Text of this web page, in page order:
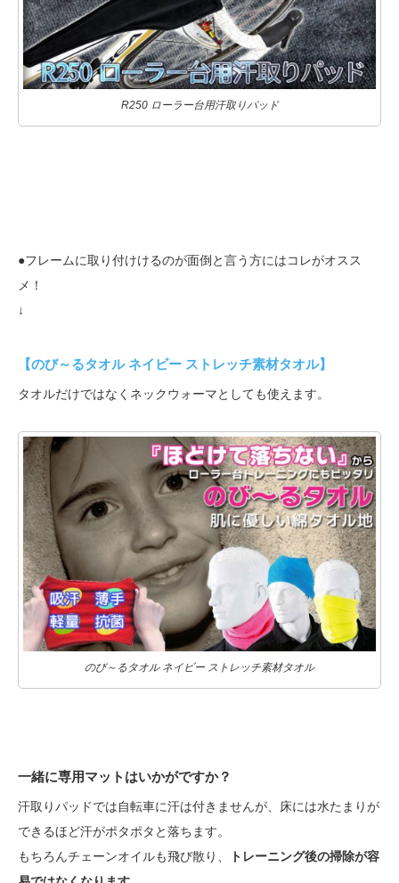
R250 ローラー台用汗取りパッド
●フレームに取り付けけるのが面倒と言う方にはコレがオスス
メ！
↓
【のび～るタオル ネイビー ストレッチ素材タオル】
タオルだけではなくネックウォーマとしても使えます。
のび～るタオル ネイビー ストレッチ素材タオル
一緒に専用マットはいかがですか？
汗取りパッドでは自転車に汗は付きませんが、床には水たまりが
できるほど汗がポタポタと落ちます。
もちろんチェーンオイルも飛び散り、
トレーニング後の掃除が容